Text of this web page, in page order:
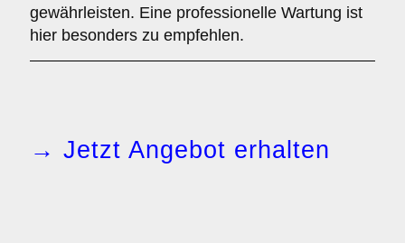
gewährleisten. Eine professionelle Wartung ist
hier besonders zu empfehlen.
→ Jetzt Angebot erhalten